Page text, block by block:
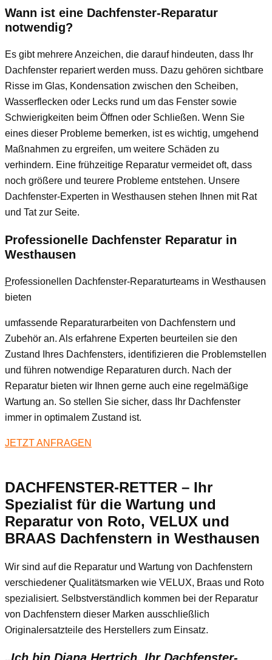
Wann ist eine Dachfenster-Reparatur
notwendig?
Es gibt mehrere Anzeichen, die darauf hindeuten, dass Ihr
Dachfenster repariert werden muss. Dazu gehören sichtbare
Risse im Glas, Kondensation zwischen den Scheiben,
Wasserflecken oder Lecks rund um das Fenster sowie
Schwierigkeiten beim Öffnen oder Schließen. Wenn Sie
eines dieser Probleme bemerken, ist es wichtig, umgehend
Maßnahmen zu ergreifen, um weitere Schäden zu
verhindern. Eine frühzeitige Reparatur vermeidet oft, dass
noch größere und teurere Probleme entstehen. Unsere
Dachfenster-Experten in Westhausen stehen Ihnen mit Rat
und Tat zur Seite.
Professionelle Dachfenster Reparatur in
Westhausen
Professionellen Dachfenster-Reparaturteams in Westhausen
bieten
umfassende Reparaturarbeiten von Dachfenstern und
Zubehör an. Als erfahrene Experten beurteilen sie den
Zustand Ihres Dachfensters, identifizieren die Problemstellen
und führen notwendige Reparaturen durch. Nach der
Reparatur bieten wir Ihnen gerne auch eine regelmäßige
Wartung an. So stellen Sie sicher, dass Ihr Dachfenster
immer in optimalem Zustand ist.
JETZT ANFRAGEN
DACHFENSTER-RETTER – Ihr
Spezialist für die Wartung und
Reparatur von Roto, VELUX und
BRAAS Dachfenstern in Westhausen
Wir sind auf die Reparatur und Wartung von Dachfenstern
verschiedener Qualitätsmarken wie VELUX, Braas und Roto
spezialisiert. Selbstverständlich kommen bei der Reparatur
von Dachfenstern dieser Marken ausschließlich
Originalersatzteile des Herstellers zum Einsatz.
„Ich bin Diana Hertrich, Ihr Dachfenster-